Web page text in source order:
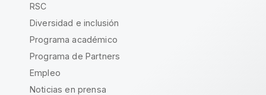
RSC
Diversidad e inclusión
Programa académico
Programa de Partners
Empleo
Noticias en prensa